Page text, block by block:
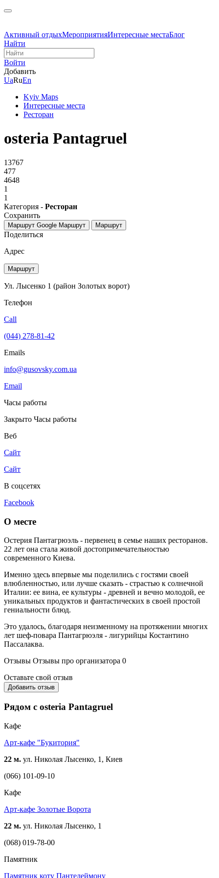
Активный отдыхМероприятияИнтересные местаБлог
Найти
Войти
Добавить
UaRuEn
Kyiv Maps
Интересные места
Ресторан
osteria Pantagruel
13767
477
4648
1
1
Категория - Ресторан
Сохранить
Маршрут Google Маршрут Маршрут
Поделиться
Адрес
Маршрут
Ул. Лысенко 1 (район Золотых ворот)
Телефон
Call
(044) 278-81-42
Emails
info@gusovsky.com.ua
Email
Часы работы
Закрыто Часы работы
Веб
Сайт
Сайт
В соцсетях
Facebook
О месте
Остерия Пантагрюэль - первенец в семье наших ресторанов.
22 лет она стала живой достопримечательностью
современного Киева.
Именно здесь впервые мы поделились с гостями своей
влюбленностью, или лучше сказать - страстью к солнечной
Италии: ее вина, ее культуры - древней и вечно молодой, ее
уникальных продуктов и фантастических в своей простой
гениальности блюд.
Это удалось, благодаря неизменному на протяжении многих
лет шеф-повара Пантагрюэля - лигурийцы Костантино
Пассалаква.
Отзывы Отзывы про организатора 0
Оставьте свой отзыв
Добавить отзыв
Рядом с osteria Pantagruel
Кафе
Арт-кафе "Букитория"
22 м. ул. Николая Лысенко, 1, Киев
(066) 101-09-10
Кафе
Арт-кафе Золотые Ворота
22 м. ул. Николая Лысенко, 1
(068) 019-78-00
Памятник
Памятник коту Пантелеймону